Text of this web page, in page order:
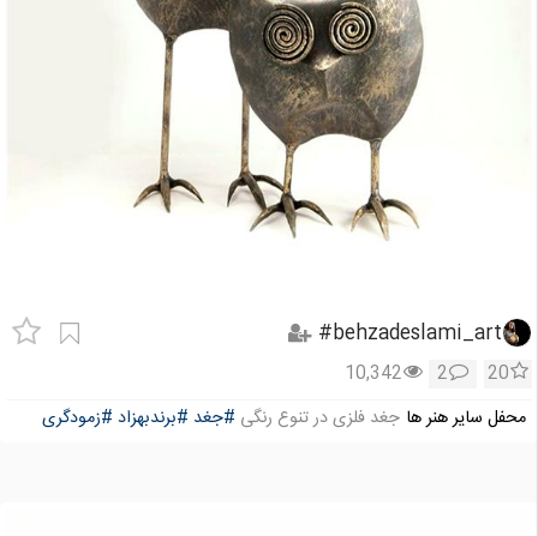
behzadeslami_art#
20
2
10,342
محفل سایر هنر ها جغد فلزی در تنوع رنگی #جغد #برندبهزاد #زمودگری